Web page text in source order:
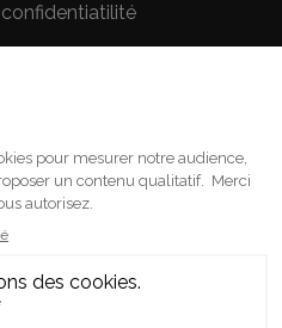
personnelles